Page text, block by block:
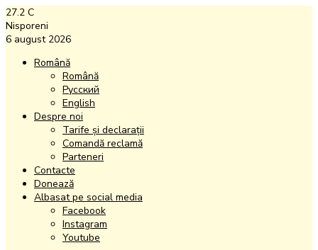
27.2 C
Nisporeni
6 august 2026
Română
Română
Русский
English
Despre noi
Tarife și declarații
Comandă reclamă
Parteneri
Contacte
Donează
Albasat pe social media
Facebook
Instagram
Youtube